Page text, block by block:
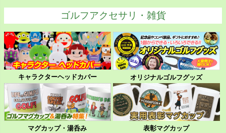
ゴルフアクセサリ・雑貨
キャラクターヘッドカバー オリジナルゴルフグッズ
マグカップ・湯呑み 表彰マグカップ